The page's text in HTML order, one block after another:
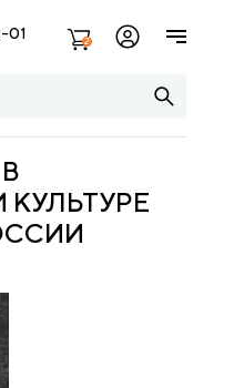
01 2
КУЛЬТУРЕ